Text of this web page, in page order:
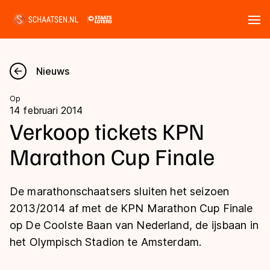
Nieuws
Kalender
Disciplines
Langebaan
Shorttrack
Inlineskaten
Uitslagen
Langebaan
Shorttrack
Tijden & historie
Nieuws
Op
14 februari 2014
Verkoop tickets KPN
Marathon Cup Finale
De marathonschaatsers sluiten het seizoen
2013/2014 af met de KPN Marathon Cup Finale
op De Coolste Baan van Nederland, de ijsbaan in
het Olympisch Stadion te Amsterdam.